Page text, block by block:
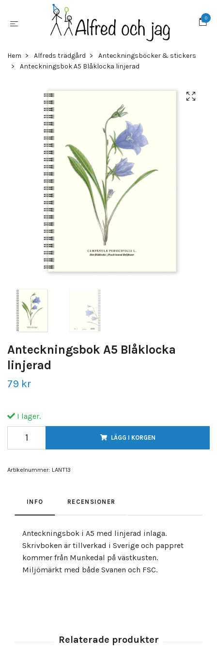
0
Hem Alfreds trädgård
Anteckningsböcker & stickers
Anteckningsbok A5 Blåklocka linjerad
Anteckningsbok A5 Blåklocka
linjerad
79 kr
I lager.
LÄGG I KORGEN
Artikelnummer: LANT13
INFO RECENSIONER
Anteckningsbok i A5 med linjerad inlaga.
Skrivboken är tillverkad i Sverige och pappret
kommer från Munkedal på västkusten.
Miljömärkt med både Svanen och FSC.